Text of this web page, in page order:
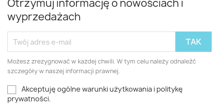
Otrzymuj informację o nowościach i
wyprzedażach
Możesz zrezygnować w każdej chwili. W tym celu należy odnaleźć
szczegóły w naszej informacji prawnej.
Akceptuję ogólne warunki użytkowania i politykę
prywatności.